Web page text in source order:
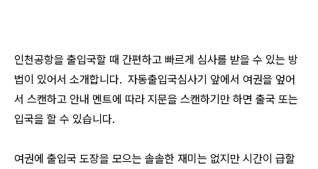
인천공항을 출입국할 때 간편하고 빠르게 심사를 받을 수 있는 방
법이 있어서 소개합니다. 자동출입국심사기 앞에서 여권을 엎어
서 스캔하고 안내 멘트에 따라 지문을 스캔하기만 하면 출국 또는
입국을 할 수 있습니다.
여권에 출입국 도장을 모으는 솔솔한 재미는 없지만 시간이 급할